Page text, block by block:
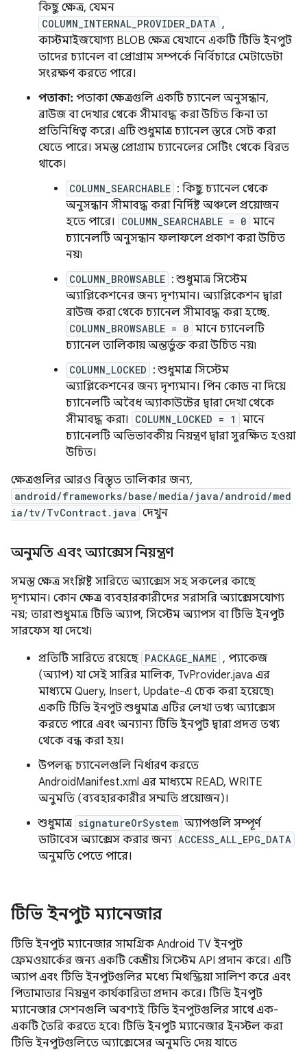
কিছু ক্ষেত্র, যেমন
COLUMN_INTERNAL_PROVIDER_DATA ,
কাস্টমাইজযোগ্য BLOB ক্ষেত্র যেখানে একটি টিভি ইনপুট
তাদের চ্যানেল বা প্রোগ্রাম সম্পর্কে নির্বিচারে মেটাডেটা
সংরক্ষণ করতে পারে।
পতাকা: পতাকা ক্ষেত্রগুলি একটি চ্যানেল অনুসন্ধান,
ব্রাউজ বা দেখার থেকে সীমাবদ্ধ করা উচিত কিনা তা
প্রতিনিধিত্ব করে। এটি শুধুমাত্র চ্যানেল স্তরে সেট করা
যেতে পারে। সমস্ত প্রোগ্রাম চ্যানেলের সেটিং থেকে বিরত
থাকে।
COLUMN_SEARCHABLE : কিছু চ্যানেল থেকে
অনুসন্ধান সীমাবদ্ধ করা নির্দিষ্ট অঞ্চলে প্রয়োজন
হতে পারে।
COLUMN_SEARCHABLE = 0 মানে
চ্যানেলটি অনুসন্ধান ফলাফলে প্রকাশ করা উচিত
নয়৷
COLUMN_BROWSABLE : শুধুমাত্র সিস্টেম
অ্যাপ্লিকেশনের জন্য দৃশ্যমান। অ্যাপ্লিকেশন দ্বারা
ব্রাউজ করা থেকে চ্যানেল সীমাবদ্ধ করা হচ্ছে.
COLUMN_BROWSABLE = 0 মানে চ্যানেলটি
চ্যানেল তালিকায় অন্তর্ভুক্ত করা উচিত নয়৷
COLUMN_LOCKED : শুধুমাত্র সিস্টেম
অ্যাপ্লিকেশনের জন্য দৃশ্যমান। পিন কোড না দিয়ে
চ্যানেলটি অবৈধ অ্যাকাউন্টের দ্বারা দেখা থেকে
সীমাবদ্ধ করা।
COLUMN_LOCKED = 1
মানে
চ্যানেলটি অভিভাবকীয় নিয়ন্ত্রণ দ্বারা সুরক্ষিত হওয়া
উচিত।
ক্ষেত্রগুলির আরও বিস্তৃত তালিকার জন্য,
android/frameworks/base/media/java/android/med
ia/tv/TvContract.java দেখুন
অনুমতি এবং অ্যাক্সেস নিয়ন্ত্রণ
সমস্ত ক্ষেত্র সংশ্লিষ্ট সারিতে অ্যাক্সেস সহ সকলের কাছে
দৃশ্যমান। কোন ক্ষেত্র ব্যবহারকারীদের সরাসরি অ্যাক্সেসযোগ্য
নয়; তারা শুধুমাত্র টিভি অ্যাপ, সিস্টেম অ্যাপস বা টিভি ইনপুট
সারফেস যা দেখে।
প্রতিটি সারিতে রয়েছে PACKAGE_NAME , প্যাকেজ
(অ্যাপ) যা সেই সারির মালিক, TvProvider.java এর
মাধ্যমে Query, Insert, Update-এ চেক করা হয়েছে৷
একটি টিভি ইনপুট শুধুমাত্র এটির লেখা তথ্য অ্যাক্সেস
করতে পারে এবং অন্যান্য টিভি ইনপুট দ্বারা প্রদত্ত তথ্য
থেকে বন্ধ করা হয়।
উপলব্ধ চ্যানেলগুলি নির্ধারণ করতে
AndroidManifest.xml এর মাধ্যমে READ, WRITE
অনুমতি (ব্যবহারকারীর সম্মতি প্রয়োজন)।
শুধুমাত্র signatureOrSystem অ্যাপগুলি সম্পূর্ণ
ডাটাবেস অ্যাক্সেস করার জন্য ACCESS_ALL_EPG_DATA
অনুমতি পেতে পারে।
টিভি ইনপুট ম্যানেজার
টিভি ইনপুট ম্যানেজার সামগ্রিক Android TV ইনপুট
ফ্রেমওয়ার্কের জন্য একটি কেন্দ্রীয় সিস্টেম API প্রদান করে। এটি
অ্যাপ এবং টিভি ইনপুটগুলির মধ্যে মিথস্ক্রিয়া সালিশ করে এবং
পিতামাতার নিয়ন্ত্রণ কার্যকারিতা প্রদান করে। টিভি ইনপুট
ম্যানেজার সেশনগুলি অবশ্যই টিভি ইনপুটগুলির সাথে এক-
একটি তৈরি করতে হবে৷ টিভি ইনপুট ম্যানেজার ইনস্টল করা
টিভি ইনপুটগুলিতে অ্যাক্সেসের অনুমতি দেয় যাতে